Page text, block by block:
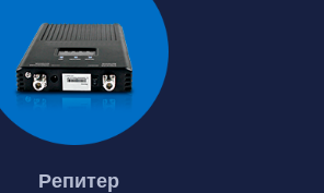
Репитер